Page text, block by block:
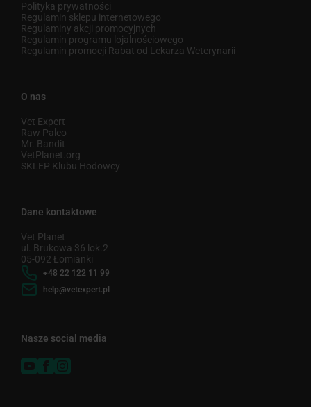
Polityka prywatności
Regulamin sklepu internetowego
Regulaminy akcji promocyjnych
Regulamin programu lojalnościowego
Regulamin promocji Rabat od Lekarza Weterynarii
O nas
Vet Expert
Raw Paleo
Mr. Bandit
VetPlanet.org
SKLEP Klubu Hodowcy
Dane kontaktowe
Vet Planet
ul. Brukowa 36 lok.2
05-092 Łomianki
+48 22 122 11 99
help@vetexpert.pl
Nasze social media